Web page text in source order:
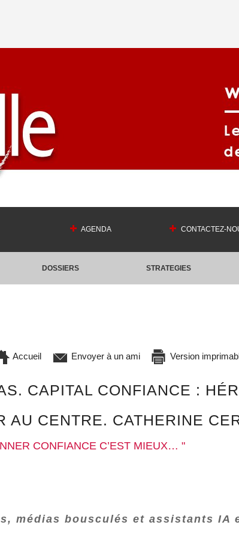
AGENDA CONTACTEZ-
DOSSIERS STRATEGIES
Accueil Envoyer à un ami Version
CAPITAL CONFIANCE :
AU CENTRE. CATHERINE
CONFIANCE C’EST MIEUX… "
médias bousculés et assistants IA